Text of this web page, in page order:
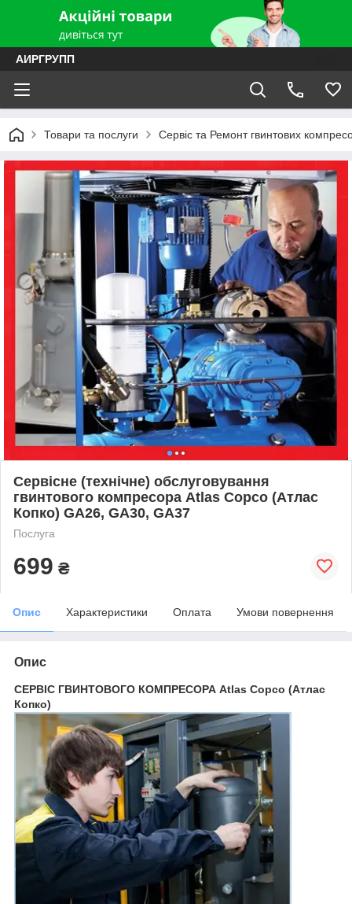
АИРГРУПП
Товари та послуги Сервіс та Ремонт гвинтових
Сервісне (технічне) обслуговування
гвинтового компресора Atlas Copco (Атлас
Копко) GA26, GA30, GA37
Послуга
699 ₴
Опис Характеристики Оплата Умови повернення
Опис
СЕРВІС ГВИНТОВОГО КОМПРЕСОРА Atlas Copco (Атлас
Копко)